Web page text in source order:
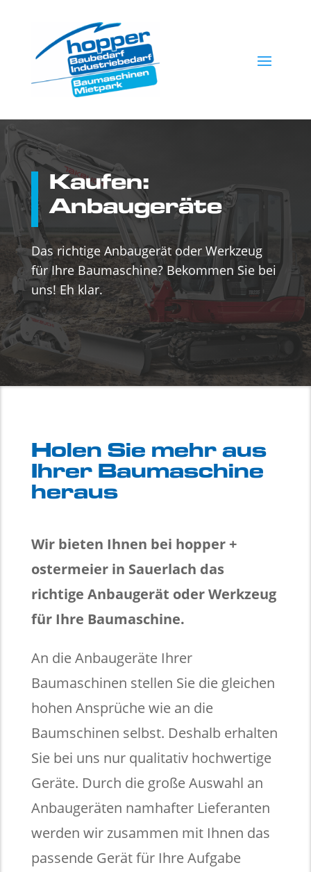
Kaufen:
Anbaugeräte
Das richtige Anbaugerät oder Werkzeug
für Ihre Baumaschine? Bekommen Sie bei
uns! Eh klar.
Holen Sie mehr aus
Ihrer Baumaschine
heraus
Wir bieten Ihnen bei hopper +
ostermeier in Sauerlach das
richtige Anbaugerät oder Werkzeug
für Ihre Baumaschine.
An die Anbaugeräte Ihrer
Baumaschinen stellen Sie die gleichen
hohen Ansprüche wie an die
Baumschinen selbst. Deshalb erhalten
Sie bei uns nur qualitativ hochwertige
Geräte. Durch die große Auswahl an
Anbaugeräten namhafter Lieferanten
werden wir zusammen mit Ihnen das
passende Gerät für Ihre Aufgabe